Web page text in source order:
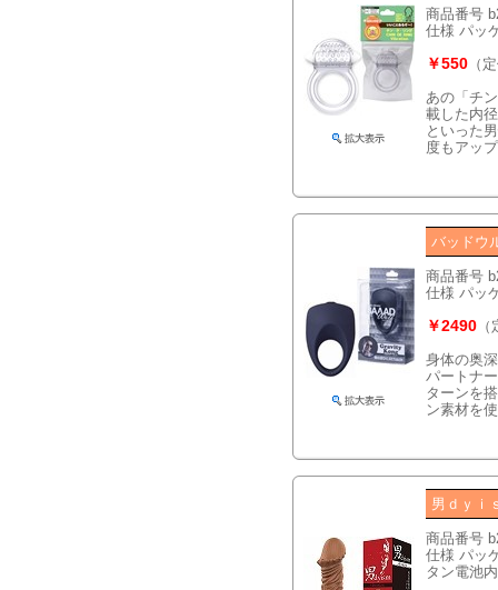
商品番号
仕様 パッ
￥550 （
あの「チ
載した内
といった
度もアッ
バッド
商品番号
仕様 パッ
￥2490
身体の奥
パートナ
ターンを
ン素材を
男ｄｙ
商品番号
仕様 パッ
タン電池